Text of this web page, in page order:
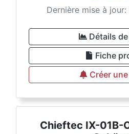
Dernière mise à
Détails
Fiche
Créer
Chieftec IX-01B-